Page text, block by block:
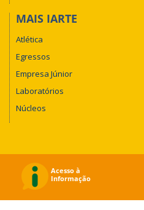
MAIS IARTE
Atlética
Egressos
Empresa Júnior
Laboratórios
Núcleos